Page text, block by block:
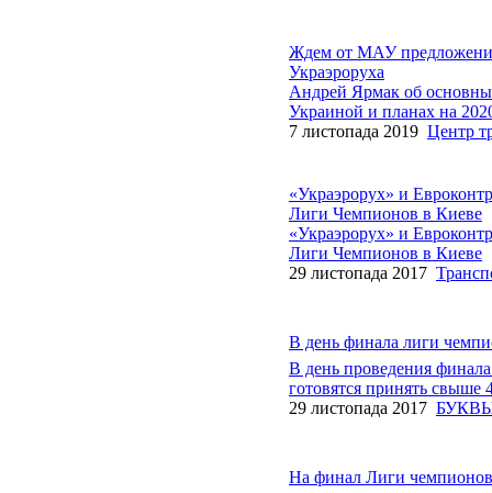
Ждем от МАУ предложения
Украэроруха
Андрей Ярмак об
Украиной и планах на
7 листопада 2019 Центр
«Украэрорух» и
Лиги Чемпионов в Киеве
«Украэрорух» и
Лиги Чемпионов в Киеве
29 листопада 2017
В день финала лиги
В день проведения
готовятся принять свыше
29 листопада 2017
На финал Лиги чемпионов